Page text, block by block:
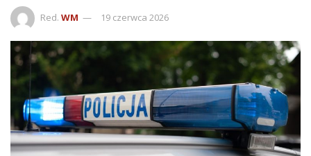
Red. WM 19 czerwca 2026